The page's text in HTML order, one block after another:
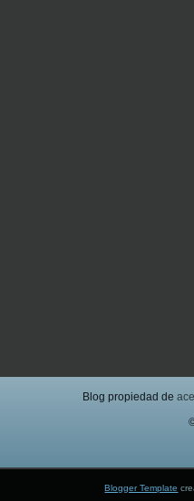
Blog propiedad de
Blogger Template